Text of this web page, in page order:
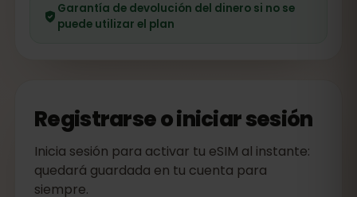
Garantía de devolución del dinero si no se
puede utilizar el plan
Registrarse o iniciar sesión
Inicia sesión para activar tu eSIM al instante:
quedará guardada en tu cuenta para
siempre.